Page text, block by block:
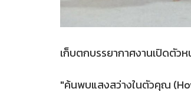
เก็บตกบรรยากาศงานเปิดตัว
"ค้นพบแสงสว่างในตัวคุณ